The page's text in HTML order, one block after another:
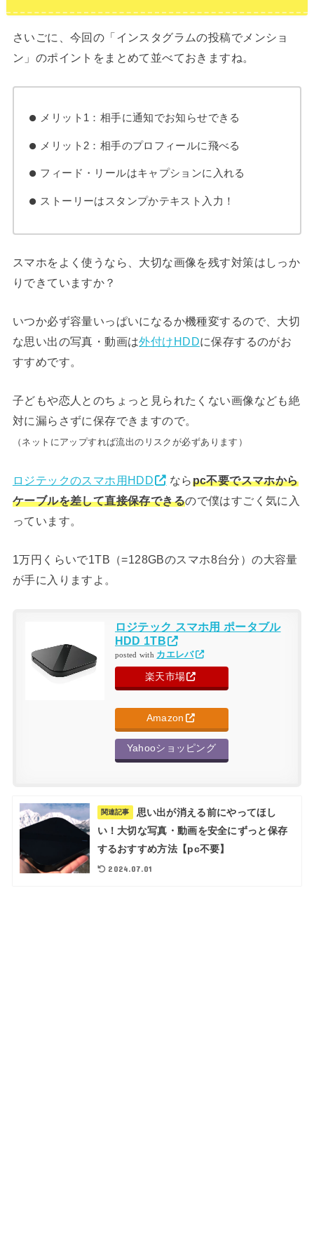
さいごに、今回の「インスタグラムの投稿でメンショ
ン」のポイントをまとめて並べておきますね。
メリット1：相手に通知でお知らせできる
メリット2：相手のプロフィールに飛べる
フィード・リールはキャプションに入れる
ストーリーはスタンプかテキスト入力！
スマホをよく使うなら、大切な画像を残す対策はしっか
りできていますか？
いつか必ず容量いっぱいになるか機種変するので、大切
な思い出の写真・動画は外付けHDDに保存するのがお
すすめです。
子どもや恋人とのちょっと見られたくない画像なども絶
対に漏らさずに保存できますので。
（ネットにアップすれば流出のリスクが必ずあります）
ロジテックのスマホ用HDD ならpc不要でスマホから
ケーブルを差して直接保存できるので僕はすごく気に入
っています。
1万円くらいで1TB（=128GBのスマホ8台分）の大容量
が手に入りますよ。
ロジテック スマホ用 ポータブル
HDD 1TB
posted with カエレバ
楽天市場
Amazon
Yahooショッピング
関連記事
思い出が消える前にやってほし
い！大切な写真・動画を安全にずっと保存
するおすすめ方法【pc不要】
2024.07.01